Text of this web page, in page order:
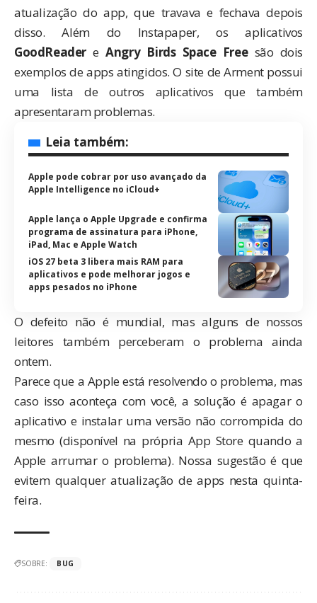
atualização do app, que travava e fechava depois
disso. Além do Instapaper, os aplicativos
GoodReader eAngry Birds Space Freesão dois
exemplos de apps atingidos. O site de Arment possui
uma lista de outros aplicativos que também
apresentaram problemas.
Leia também:
Apple pode cobrar por uso avançado da
Apple Intelligence no iCloud+
Apple lança o Apple Upgrade e confirma
programa de assinatura para iPhone,
iPad, Mac e Apple Watch
iOS 27 beta 3 libera mais RAM para
aplicativos e pode melhorar jogos e
apps pesados no iPhone
O defeito não é mundial, mas alguns de nossos
leitores também perceberam o problema ainda
ontem.
Parece que a Apple está resolvendo o problema, mas
caso isso aconteça com você, a solução é apagar o
aplicativo e instalar uma versão não corrompida do
mesmo (disponível na própria App Store quando a
Apple arrumar o problema). Nossa sugestão é que
evitem qualquer atualização de apps nesta quinta-
feira.
SOBRE: BUG